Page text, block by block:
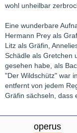
wohl unheilbar
Eine wunderbare
Hermann Prey als
Litz als Gräfin,
Schädle als Gretchen
gesehen habe, als
"Der Wildschütz" war
entfernt von jedem
Gräfin sächseln, dass
operus